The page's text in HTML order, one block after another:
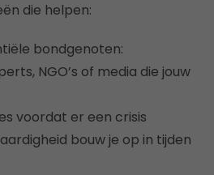
die helpen:
bondgenoten:
NGO’s of media die jouw
voordat er een crisis
bouw je op in tijden